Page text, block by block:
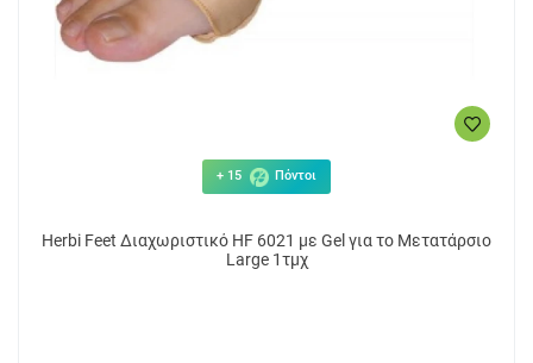
+ 15 Πόντοι
Herbi Feet Διαχωριστικό HF 6021 με Gel για το Μετατάρσιο
Large 1τμχ